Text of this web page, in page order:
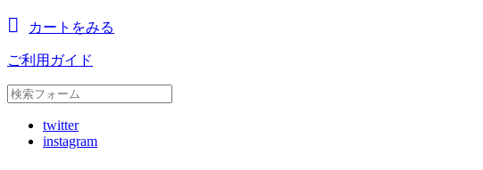
カートをみる
ご利用ガイド
twitter
instagram